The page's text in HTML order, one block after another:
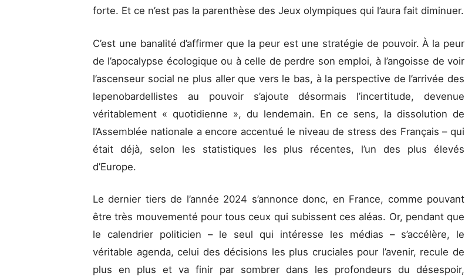
forte. Et ce n’est pas la parenthèse des Jeux olympiques qui l’aura fait diminuer.
C’est une banalité d’affirmer que la peur est une stratégie de pouvoir. À la peur
de l’apocalypse écologique ou à celle de perdre son emploi, à l’angoisse de voir
l’ascenseur social ne plus aller que vers le bas, à la perspective de l’arrivée des
lepenobardellistes au pouvoir s’ajoute désormais l’incertitude, devenue
véritablement « quotidienne », du lendemain. En ce sens, la dissolution de
l’Assemblée nationale a encore accentué le niveau de stress des Français – qui
était déjà, selon les statistiques les plus récentes, l’un des plus élevés
d’Europe.
Le dernier tiers de l’année 2024 s’annonce donc, en France, comme pouvant
être très mouvementé pour tous ceux qui subissent ces aléas. Or, pendant que
le calendrier politicien – le seul qui intéresse les médias – s’accélère, le
véritable agenda, celui des décisions les plus cruciales pour l’avenir, recule de
plus en plus et va finir par sombrer dans les profondeurs du désespoir,